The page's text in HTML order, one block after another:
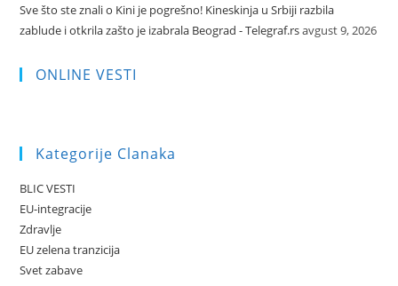
Sve što ste znali o Kini je pogrešno! Kineskinja u Srbiji razbila
zablude i otkrila zašto je izabrala Beograd - Telegraf.rsavgust 9, 2026
ONLINE VESTI
Kategorije Clanaka
BLIC VESTI
EU-integracije
Zdravlje
EU zelena tranzicija
Svet zabave